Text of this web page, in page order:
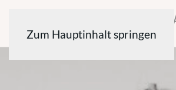
Zum Hauptinhalt springen